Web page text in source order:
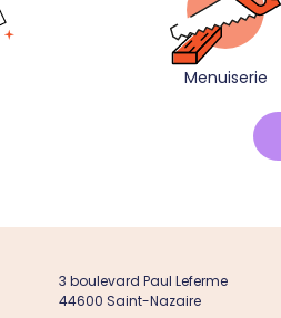
Menuiserie
3 boulevard Paul Leferme
44600 Saint-Nazaire